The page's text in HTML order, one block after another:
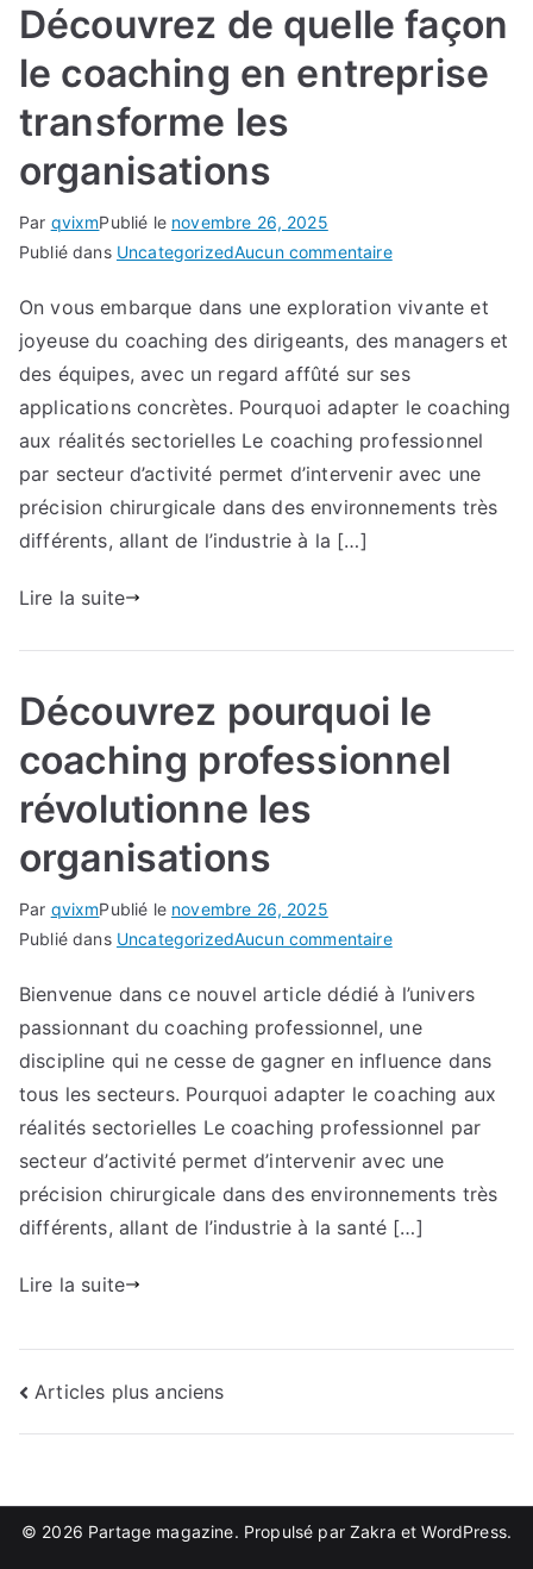
Découvrez de quelle façon
le coaching en entreprise
transforme les
organisations
Par qvixmPublié le novembre 26, 2025
Publié dans UncategorizedAucun commentairesur
de
quelle
façon
le
coaching
entreprise
transforme
On vous embarque dans une exploration vivante et
joyeuse du coaching des dirigeants, des managers et
des équipes, avec un regard affûté sur ses
applications concrètes. Pourquoi adapter le coaching
aux réalités sectorielles Le coaching professionnel
par secteur d’activité permet d’intervenir avec une
précision chirurgicale dans des environnements très
différents, allant de l’industrie à la […]
Lire la suite
Découvrez pourquoi le
coaching professionnel
révolutionne les
organisations
Par qvixmPublié le novembre 26, 2025
Publié dans UncategorizedAucun commentairesur
pourquoi
le
coaching
professionnel
révolutionne
organisations
Bienvenue dans ce nouvel article dédié à l’univers
passionnant du coaching professionnel, une
discipline qui ne cesse de gagner en influence dans
tous les secteurs. Pourquoi adapter le coaching aux
réalités sectorielles Le coaching professionnel par
secteur d’activité permet d’intervenir avec une
précision chirurgicale dans des environnements très
différents, allant de l’industrie à la santé […]
Lire la suite
Navigation
des
articles
Articles plus anciens
© 2026 Partage magazine. Propulsé par Zakra etWordPress.